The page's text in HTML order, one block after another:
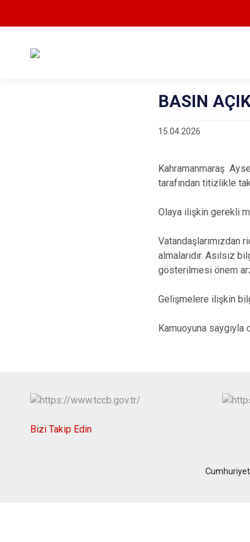
BASIN
15.04.2026
Kahramanmaraş
tarafından titizlikle
Olaya ilişkin gerekli
Vatandaşlarımızdan
almalarıdır. Asılsız
gösterilmesi önem
Gelişmelere ilişkin
Kamuoyuna saygıyla
Bizi Takip Edin